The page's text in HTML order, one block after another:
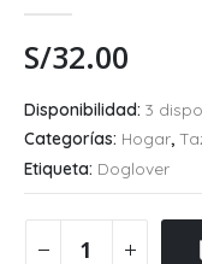
S/32.00
Disponibilidad: 3
Categorías: Hogar,
Etiqueta: Doglover